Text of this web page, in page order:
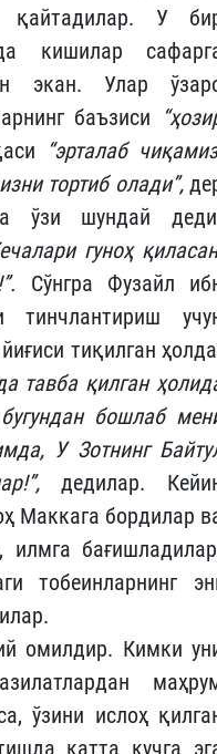
қайтадилар. У
кишилар
экан. Улар
баъзиси
“эрталаб
тортиб олади”,
ўзи шундай
гуноҳ
Сўнгра Фузайл
тинчлантириш
тиқилган
тавба қилган
бошлаб
У Зотнинг
дедилар.
Маккага бордилар
илмга
тобеинларнинг
омилдир. Кимки
ўзини ислоҳ